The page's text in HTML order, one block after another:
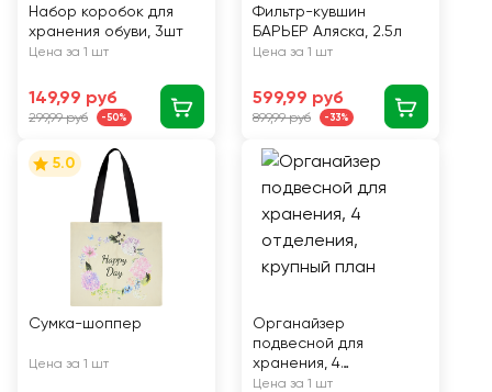
Набор коробок для
хранения обуви, 3шт
Цена за 1 шт
149,99 руб
299,99 руб -50%
Фильтр-кувшин
БАРЬЕР Аляска, 2.5л
Цена за 1 шт
599,99 руб
899,99 руб -33%
5.0
Сумка-шоппер
Цена за 1 шт
Органайзер
подвесной для
хранения, 4
отделения
Цена за 1 шт